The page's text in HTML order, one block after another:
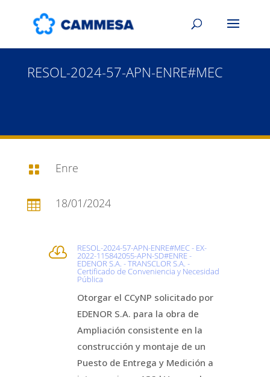
RESOL-2024-57-APN-ENRE#MEC
 Enre
 18/01/2024
 RESOL-2024-57-APN-ENRE#MEC - EX-
2022-115842055-APN-SD#ENRE -
EDENOR S.A. - TRANSCLOR S.A. -
Certificado de Conveniencia y Necesidad
Pública
Otorgar el CCyNP solicitado por
EDENOR S.A. para la obra de
Ampliación consistente en la
construcción y montaje de un
Puesto de Entrega y Medición a